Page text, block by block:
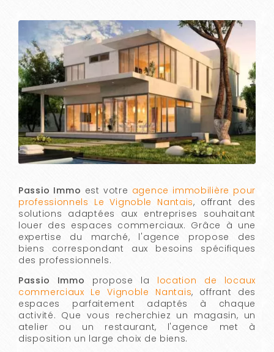
Passio Immo est votre agence immobilière pour
professionnels Le Vignoble Nantais, offrant des
solutions adaptées aux entreprises souhaitant
louer des espaces commerciaux. Grâce à une
expertise du marché, l'agence propose des
biens correspondant aux besoins spécifiques
des professionnels.
Passio Immo propose la location de locaux
commerciaux Le Vignoble Nantais, offrant des
espaces parfaitement adaptés à chaque
activité. Que vous recherchiez un magasin, un
atelier ou un restaurant, l'agence met à
disposition un large choix de biens.